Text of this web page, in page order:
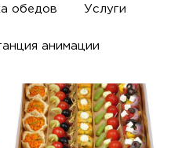
обедов Услуги
анимации